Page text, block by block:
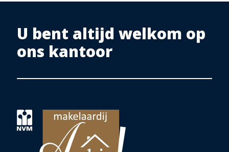
U bent altijd welkom op
ons kantoor